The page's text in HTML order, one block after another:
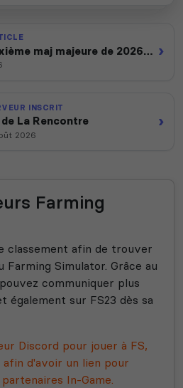
maj majeure de 2026
›
INSCRIT
La Rencontre
2026
›
Farming
classement afin de trouver
Simulator. Grâce au
communiquer plus
également sur FS23 dès sa
Discord pour jouer à FS,
d'avoir un lien pour
In-Game.